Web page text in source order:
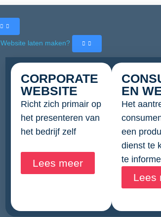
Website laten maken?
CORPORATE
WEBSITE
Richt zich primair op
het presenteren van
het bedrijf zelf
Lees meer
EN
Het
een
dienst te
te
Lees